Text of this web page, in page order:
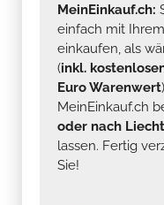
MeinEinkauf.ch:
einfach mit Ihrem
einkaufen, als
(inkl.
Euro Warenwert
MeinEinkauf.ch
oder nach
lassen. Fertig
Sie!